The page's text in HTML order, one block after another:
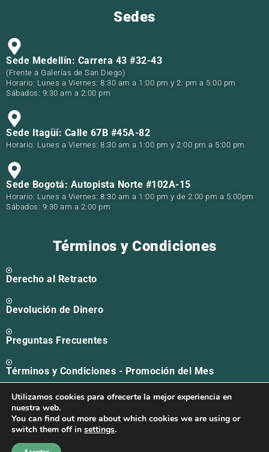
Sedes
Sede Medellín: Carrera 43 #32-43
(Frente a Galerías de San Diego)
Horario: Lunes a Viernes: 8:30 am a 1:00 pm y 2: pm a 5:00 pm
Sábados: 9:30 am a 2:00 pm
Sede Itagüí: Calle 67B #45A-82
Horario: Lunes a Viernes: 8:30 am a 1:00 pm y 2:00 pm a 5:00 pm
Sede Bogotá: Autopista Norte #102A-15
Horario: Lunes a Viernes: 8:30 am a 1:00 pm y de 2:00 pm a 5:00pm
Sábados: 9:30 am a 2:00 pm
Términos y Condiciones
Derecho al Retracto
Devolución de Dinero
Preguntas Frecuentes
Términos y Condiciones - Promoción del Mes
Solicitud PQR
Utilizamos cookies para ofrecerte la mejor experiencia en
nuestra web.
You can find out more about which cookies we are using or
switch them off in settings.
Soy Alma ¿Cómo puedo ayudarte?